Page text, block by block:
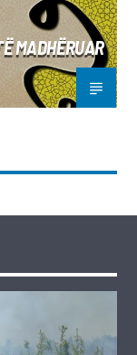
MADHËRUAR